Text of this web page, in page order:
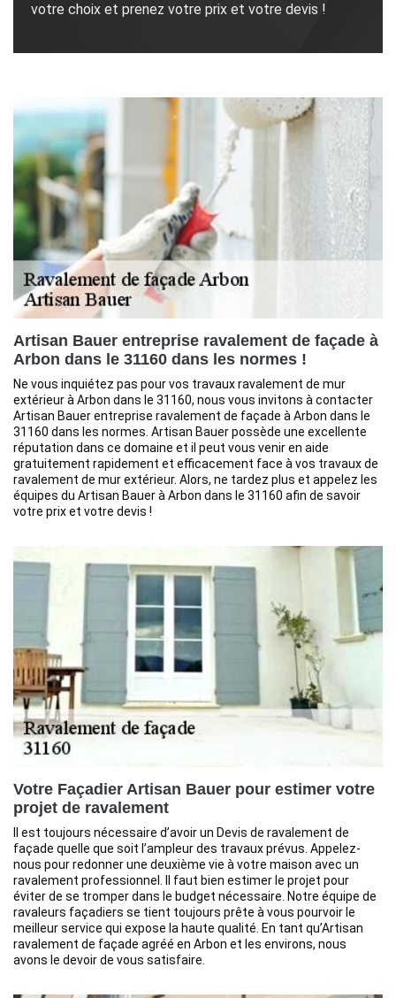
votre choix et prenez votre prix et votre devis !
Artisan Bauer entreprise ravalement de façade à
Arbon dans le 31160 dans les normes !
Ne vous inquiétez pas pour vos travaux ravalement de mur
extérieur à Arbon dans le 31160, nous vous invitons à contacter
Artisan Bauer entreprise ravalement de façade à Arbon dans le
31160 dans les normes. Artisan Bauer possède une excellente
réputation dans ce domaine et il peut vous venir en aide
gratuitement rapidement et efficacement face à vos travaux de
ravalement de mur extérieur. Alors, ne tardez plus et appelez les
équipes du Artisan Bauer à Arbon dans le 31160 afin de savoir
votre prix et votre devis !
Votre Façadier Artisan Bauer pour estimer votre
projet de ravalement
Il est toujours nécessaire d’avoir un Devis de ravalement de
façade quelle que soit l’ampleur des travaux prévus. Appelez-
nous pour redonner une deuxième vie à votre maison avec un
ravalement professionnel. Il faut bien estimer le projet pour
éviter de se tromper dans le budget nécessaire. Notre équipe de
ravaleurs façadiers se tient toujours prête à vous pourvoir le
meilleur service qui expose la haute qualité. En tant qu’Artisan
ravalement de façade agréé en Arbon et les environs, nous
avons le devoir de vous satisfaire.